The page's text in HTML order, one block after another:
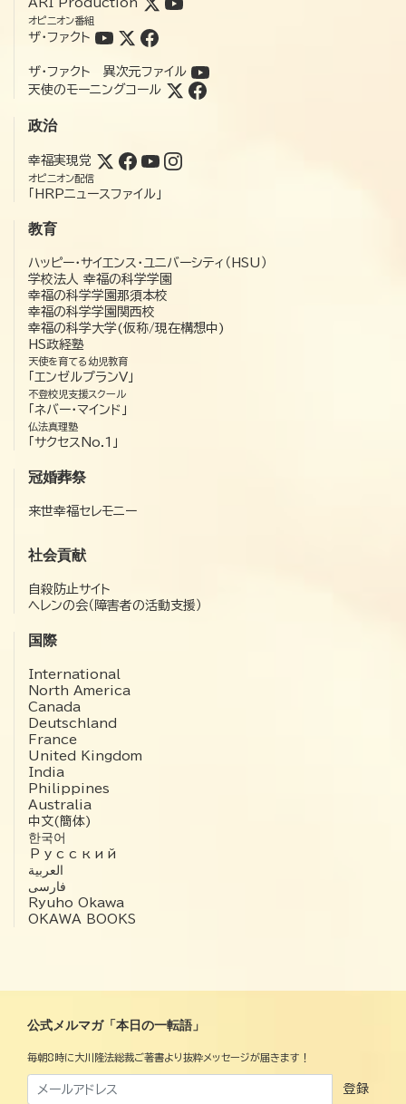
ARI Production
オピニオン番組
ザ・ファクト
ザ・ファクト 異次元ファイル
天使のモーニングコール
政治
幸福実現党
オピニオン配信
「HRPニュースファイル」
教育
ハッピー・サイエンス・ユニバーシティ（HSU）
学校法人 幸福の科学学園
幸福の科学学園那須本校
幸福の科学学園関西校
幸福の科学大学(仮称/現在構想中)
HS政経塾
天使を育てる幼児教育
「エンゼルプランV」
不登校児支援スクール
「ネバー・マインド」
仏法真理塾
「サクセスNo.1」
冠婚葬祭
来世幸福セレモニー
社会貢献
自殺防止サイト
ヘレンの会（障害者の活動支援）
国際
International
North America
Canada
Deutschland
France
United Kingdom
India
Philippines
Australia
中文(簡体)
한국어
Русский
العربية‏
فارسی
Ryuho Okawa
OKAWA BOOKS
公式メルマガ「本日の一転語」
毎朝8時に大川隆法総裁ご著書より抜粋メッセージが届きます！
登録